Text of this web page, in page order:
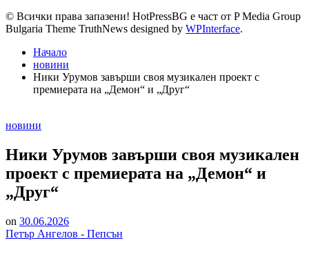
© Всички права запазени! HotPressBG е част от P Media Group
Bulgaria Theme TruthNews designed by WPInterface.
Начало
новини
Ники Урумов завърши своя музикален проект с
премиерата на „Демон“ и „Друг“
Posted
новини
Ники Урумов завърши своя музикален
проект с премиерата на „Демон“ и
„Друг“
on 30.06.2026
Петър Ангелов - Пепсън